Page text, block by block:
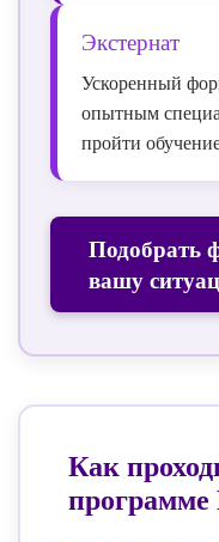
Экстернат
Ускоренный
опытным
пройти
Подобрать
вашу
Как
программе